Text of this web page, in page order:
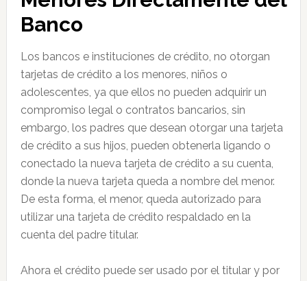
Banco
Los bancos e instituciones de crédito, no otorgan
tarjetas de crédito a los menores, niños o
adolescentes, ya que ellos no pueden adquirir un
compromiso legal o contratos bancarios, sin
embargo, los padres que desean otorgar una tarjeta
de crédito a sus hijos, pueden obtenerla ligando o
conectado la nueva tarjeta de crédito a su cuenta,
donde la nueva tarjeta queda a nombre del menor.
De esta forma, el menor, queda autorizado para
utilizar una tarjeta de crédito respaldado en la
cuenta del padre titular.
Ahora el crédito puede ser usado por el titular y por